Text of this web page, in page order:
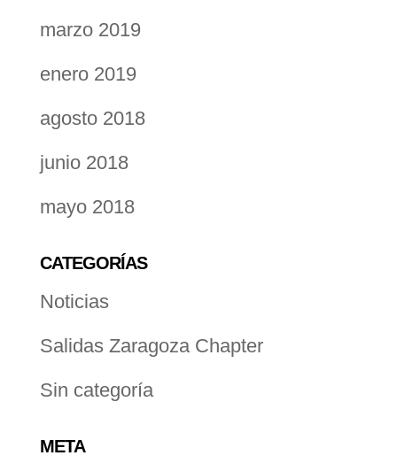
marzo 2019
enero 2019
agosto 2018
junio 2018
mayo 2018
CATEGORÍAS
Noticias
Salidas Zaragoza Chapter
Sin categoría
META